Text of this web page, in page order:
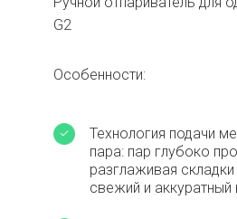
G2
Особенности:
Технология подачи
пара: пар глубоко
разглаживая
свежий и аккуратный